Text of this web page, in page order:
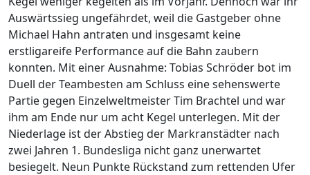
Auswärtssieg ungefährdet, weil die Gastgeber ohne
Michael Hahn antraten und insgesamt keine
erstligareife Performance auf die Bahn zaubern
konnten. Mit einer Ausnahme: Tobias Schröder bot im
Duell der Teambesten am Schluss eine sehenswerte
Partie gegen Einzelweltmeister Tim Brachtel und war
ihm am Ende nur um acht Kegel unterlegen. Mit der
Niederlage ist der Abstieg der Markranstädter nach
zwei Jahren 1. Bundesliga nicht ganz unerwartet
besiegelt. Neun Punkte Rückstand zum rettenden Ufer